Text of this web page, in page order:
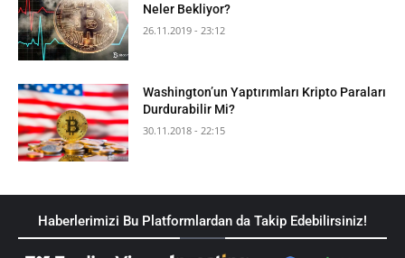
Neler Bekliyor?
26.11.2019 - 23:12
Washington’un Yaptırımları Kripto Paraları
Durdurabilir Mi?
30.11.2018 - 22:15
Haberlerimizi Bu Platformlardan da Takip Edebilirsiniz!